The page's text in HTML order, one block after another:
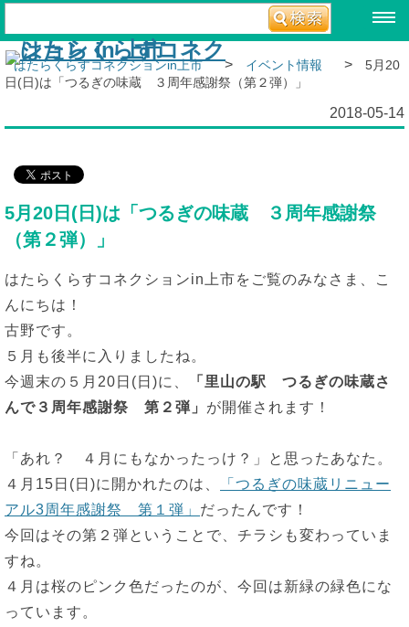
はたらくらすコネクションin上市 > イベント情報 >
5月20
日(日)は「つるぎの味蔵 ３周年感謝祭（第２弾）」
2018-05-14
5月20日(日)は「つるぎの味蔵 ３周年感謝祭
（第２弾）」
はたらくらすコネクションin上市をご覧のみなさま、こ
んにちは！
古野です。
５月も後半に入りましたね。
今週末の５月20日(日)に、
「里山の駅 つるぎの味蔵さ
んで３周年感謝祭 第２弾」 が開催されます！
「あれ？ ４月にもなかったっけ？」と思ったあなた。
４月15日(日)に開かれたのは、
「つるぎの味蔵リニュー
アル3周年感謝祭 第１弾」 だったんです！
今回はその第２弾ということで、チラシも変わっていま
すね。
４月は桜のピンク色だったのが、今回は新緑の緑色にな
っています。